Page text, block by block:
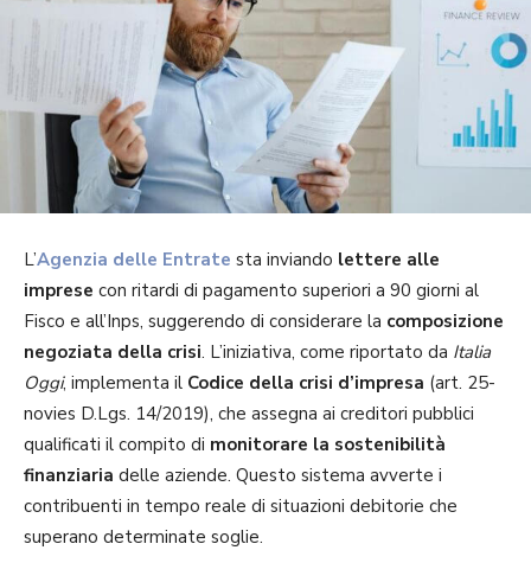
L’Agenzia delle Entrate sta inviando lettere alle
imprese con ritardi di pagamento superiori a 90 giorni al
Fisco e all’Inps, suggerendo di considerare la composizione
negoziata della crisi. L’iniziativa, come riportato da Italia
Oggi, implementa il Codice della crisi d’impresa (art. 25-
novies D.Lgs. 14/2019), che assegna ai creditori pubblici
qualificati il compito di monitorare la sostenibilità
finanziaria delle aziende. Questo sistema avverte i
contribuenti in tempo reale di situazioni debitorie che
superano determinate soglie.